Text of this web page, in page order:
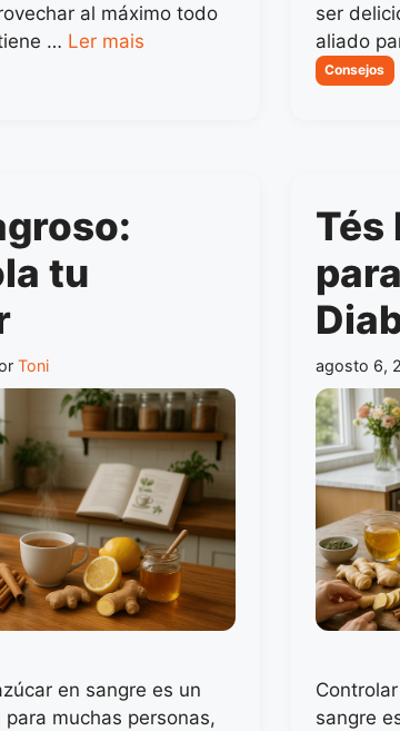
al máximo todo
… Ler mais
ser
aliado
Categorias
Consejos
tu
Toni
en sangre es un
muchas personas,
Tés
agosto 6,
sangre